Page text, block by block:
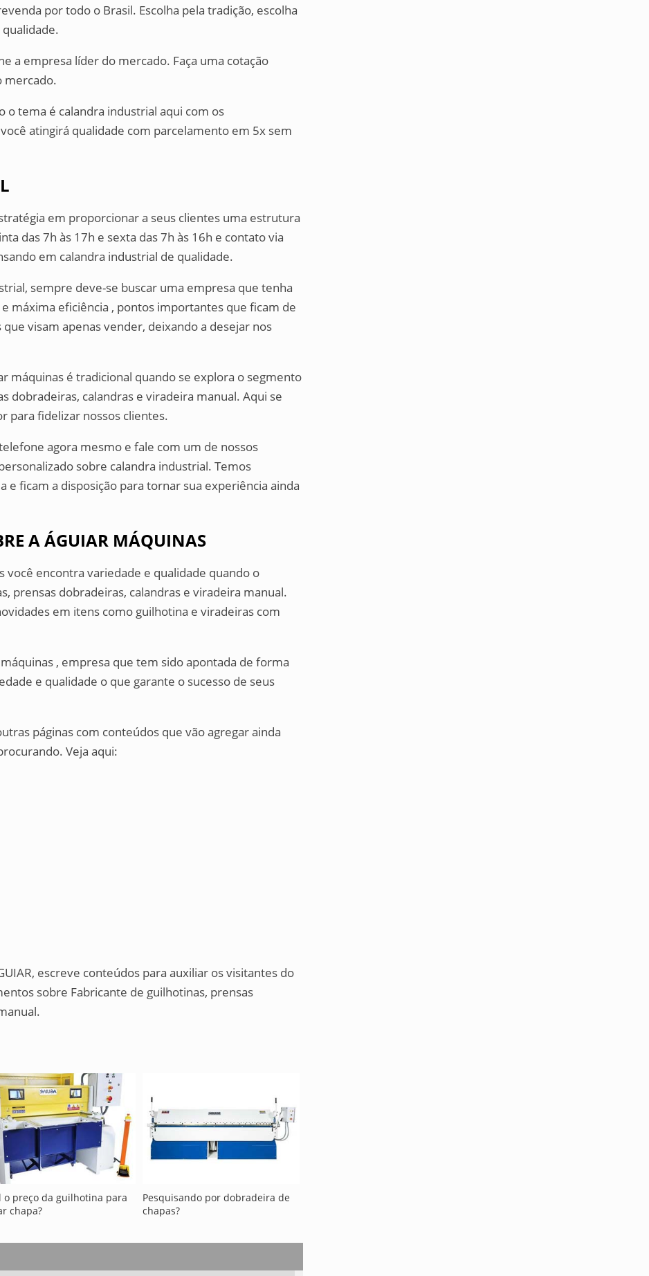
por todo o Brasil. Escolha pela tradição, escolha
a empresa líder do mercado. Faça uma cotação
mercado.
o tema é calandra industrial aqui com os
atingirá qualidade com parcelamento em 5x sem
em proporcionar a seus clientes uma estrutura
das 7h às 17h e sexta das 7h às 16h e contato via
em calandra industrial de qualidade.
sempre deve-se buscar uma empresa que tenha
máxima eficiência , pontos importantes que ficam de
visam apenas vender, deixando a desejar nos
máquinas é tradicional quando se explora o segmento
dobradeiras, calandras e viradeira manual. Aqui se
para fidelizar nossos clientes.
agora mesmo e fale com um de nossos
sobre calandra industrial. Temos
e ficam a disposição para tornar sua experiência ainda
A ÁGUIAR MÁQUINAS
você encontra variedade e qualidade quando o
prensas dobradeiras, calandras e viradeira manual.
em itens como guilhotina e viradeiras com
, empresa que tem sido apontada de forma
e qualidade o que garante o sucesso de seus
páginas com conteúdos que vão agregar ainda
Veja aqui:
escreve conteúdos para auxiliar os visitantes do
sobre Fabricante de guilhotinas, prensas
o preço da guilhotina para
chapa?
Pesquisando por dobradeira de
chapas?